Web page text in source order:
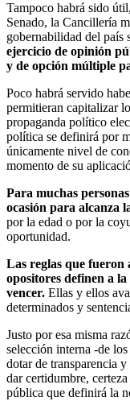
Tampoco habrá sido
Senado, la Cancillería
gobernabilidad del país
ejercicio de opinión
y de opción múltiple
Poco habrá servido
permitieran capitalizar
propaganda político
política se definirá por
únicamente nivel de
momento de su
Para muchas
ocasión para alcanza
por la edad o por la
oportunidad.
Las reglas que fueron
opositores definen a
vencer. Ellas y ellos
determinados y
Justo por esa misma
selección interna -de
dotar de transparencia
dar certidumbre,
pública que definirá la